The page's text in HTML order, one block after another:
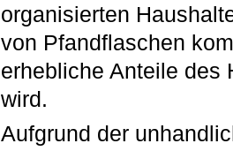
organisierten
von Pfandflaschen
erhebliche Anteile des
wird.
Aufgrund der